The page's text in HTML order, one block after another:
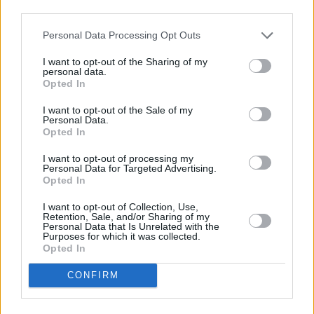
Personal Data Processing Opt Outs
I want to opt-out of the Sharing of my
personal data.
Opted In
I want to opt-out of the Sale of my
Personal Data.
Opted In
I want to opt-out of processing my
Personal Data for Targeted Advertising.
Opted In
I want to opt-out of Collection, Use,
Retention, Sale, and/or Sharing of my
Personal Data that Is Unrelated with the
Purposes for which it was collected.
Opted In
CONFIRM
ελάχιστου επιπέδου ηλεκτρικής ενέργειας που
απαιτείται 24/7 – σε αντίθεση με πηγές όπως η
αιολική και η ηλιακή.
Η Μαλβίνα Κβιστ, διευθύντρια του Προγράμματος
Πυρηνικής Ενέργειας στη ΜΚΟ Clean Air Task Force
(CATF), επισημαίνει πως οι ανανεώσιμες πηγές και η
ευέλικτη παραγωγή ενέργειας δεν επαρκούν για την
επίτευξη μιας οικονομίας μηδενικών εκπομπών
άνθρακα. Υπογραμμίζει επιπλέον πως, αν και η
Γερμανία παράγει πολύ περισσότερη ηλεκτρική
ενέργεια από ανανεώσιμες πηγές σε σχέση με τη
Γαλλία – περίπου 59% έναντι 28% - το δίκτυό της
εκπέμπει πάνω από 16 φορές περισσότερο διοξείδιο
του άνθρακα. «Η μη ανανεώσιμη παραγωγή της